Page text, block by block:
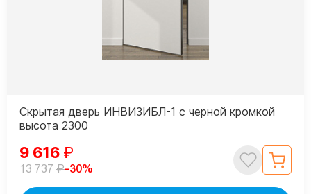
Скрытая дверь ИНВИЗИБЛ-1 с черной кромкой
высота 2300
9 616 ₽
13 737₽-30%